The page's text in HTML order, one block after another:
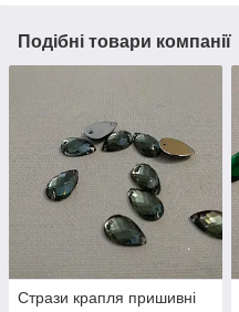
Подібні товари компанії
Стрази крапля пришивні